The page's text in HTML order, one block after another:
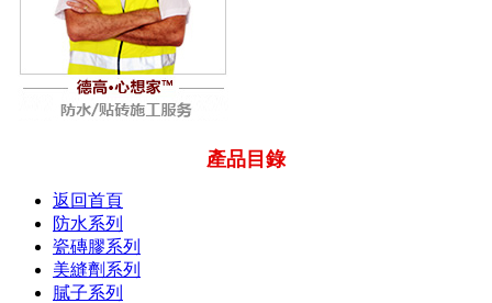
產品目錄
返回首頁
防水系列
瓷磚膠系列
美縫劑系列
膩子系列